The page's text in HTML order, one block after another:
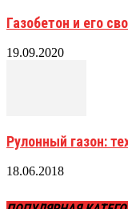
Газобетон и его
19.09.2020
Рулонный газон:
18.06.2018